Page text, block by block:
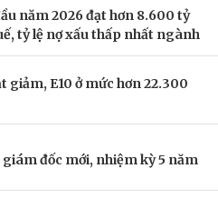
năm 2026 đạt hơn 8.600 tỷ
tỷ lệ nợ xấu thấp nhất ngành
giảm, E10 ở mức hơn 22.300
giám đốc mới, nhiệm kỳ 5 năm